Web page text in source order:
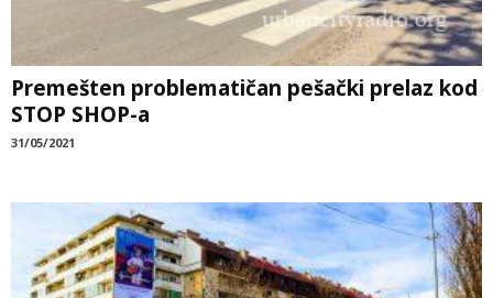
Premešten problematičan pešački prelaz kod
STOP SHOP-a
31/05/2021